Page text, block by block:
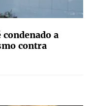
a
contra